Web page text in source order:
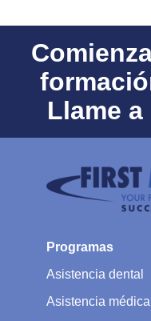
Llame a
Programas
Asistencia dental
Asistencia médica